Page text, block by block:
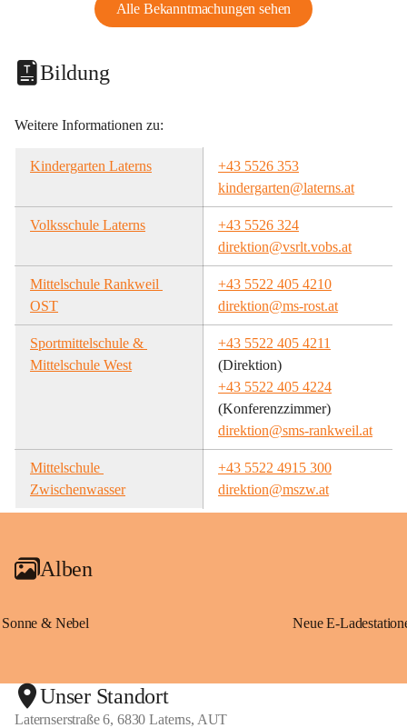
Alle Bekanntmachungen sehen
Bildung
Weitere Informationen zu:
Kindergarten Laterns
+43 5526 353
kindergarten@laterns.at
Volksschule Laterns
+43 5526 324
direktion@vsrlt.vobs.at
Mittelschule Rankweil
OST
+43 5522 405 4210
direktion@ms-rost.at
Sportmittelschule &
Mittelschule West
+43 5522 405 4211
(Direktion)
+43 5522 405 4224
(Konferenzzimmer)
direktion@sms-rankweil.at
Mittelschule
Zwischenwasser
+43 5522 4915 300
direktion@mszw.at
Alben
Sonne & Nebel
Unser Standort
Laternserstraße 6, 6830 Laterns, AUT